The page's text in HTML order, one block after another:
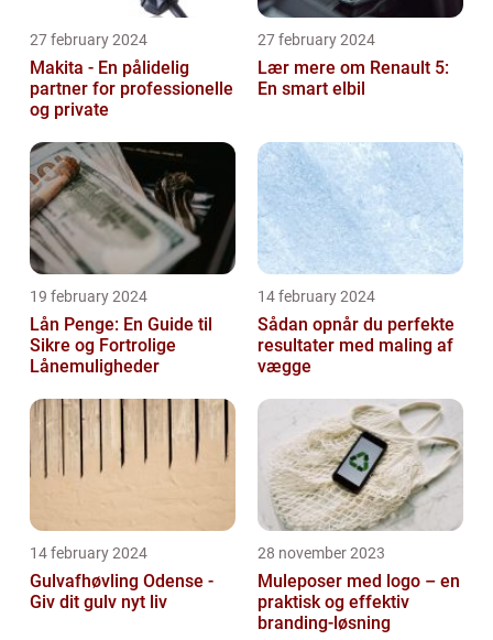
27 february 2024
Makita - En pålidelig
partner for professionelle
og private
27 february 2024
Lær mere om Renault 5:
En smart elbil
19 february 2024
Lån Penge: En Guide til
Sikre og Fortrolige
Lånemuligheder
14 february 2024
Sådan opnår du perfekte
resultater med maling af
vægge
14 february 2024
Gulvafhøvling Odense -
Giv dit gulv nyt liv
28 november 2023
Muleposer med logo – en
praktisk og effektiv
branding-løsning